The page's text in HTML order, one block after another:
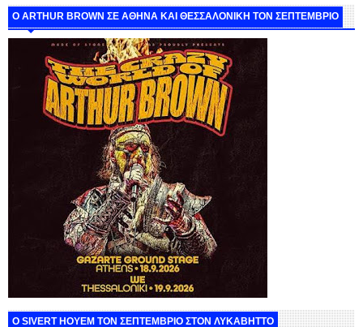
O ARTHUR BROWN ΣΕ ΑΘΗΝΑ ΚΑΙ ΘΕΣΣΑΛΟΝΙΚΗ ΤΟΝ ΣΕΠΤΕΜΒΡΙΟ
Ο SIVERT HOYEM ΤΟΝ ΣΕΠΤΕΜΒΡΙΟ ΣΤΟΝ ΛΥΚΑΒΗΤΤΟ